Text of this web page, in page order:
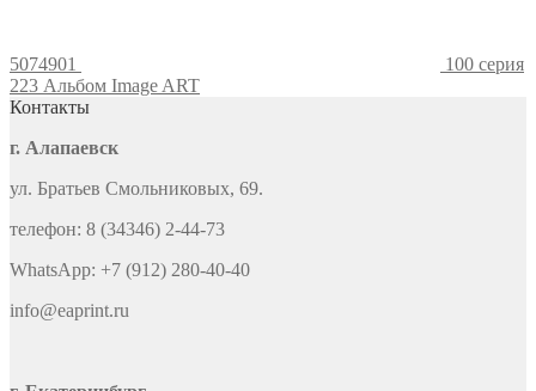
5074901
100 серия
223 Альбом Image ART
Контакты
г. Алапаевск
ул. Братьев Смольниковых, 69.
телефон: 8 (34346) 2-44-73
WhatsApp: +7 (912) 280-40-40
info@eaprint.ru